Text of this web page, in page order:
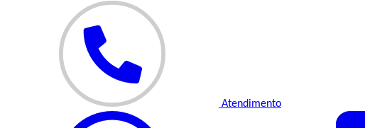
Atendimento